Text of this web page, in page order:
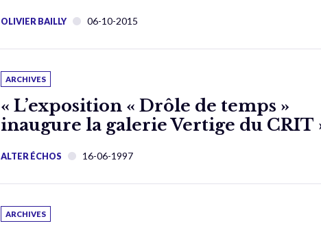
OLIVIER BAILLY 06-10-2015
ARCHIVES
« L’exposition « Drôle de temps »
inaugure la galerie Vertige du CRIT
ALTER ÉCHOS 16-06-1997
ARCHIVES